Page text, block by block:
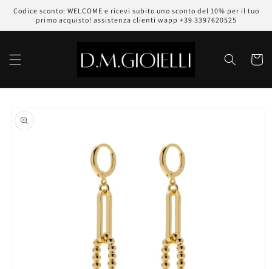
direttamente
ai contenuti
Codice sconto: WELCOME e ricevi subito uno sconto del 10% per il tuo
primo acquisto! assistenza clienti wapp +39 3397620525
Carrello
informazioni
sul prodotto